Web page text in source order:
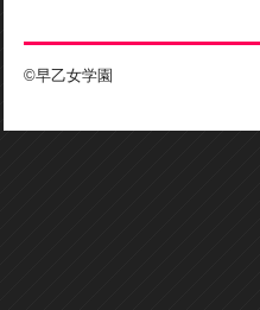
©早乙女学園